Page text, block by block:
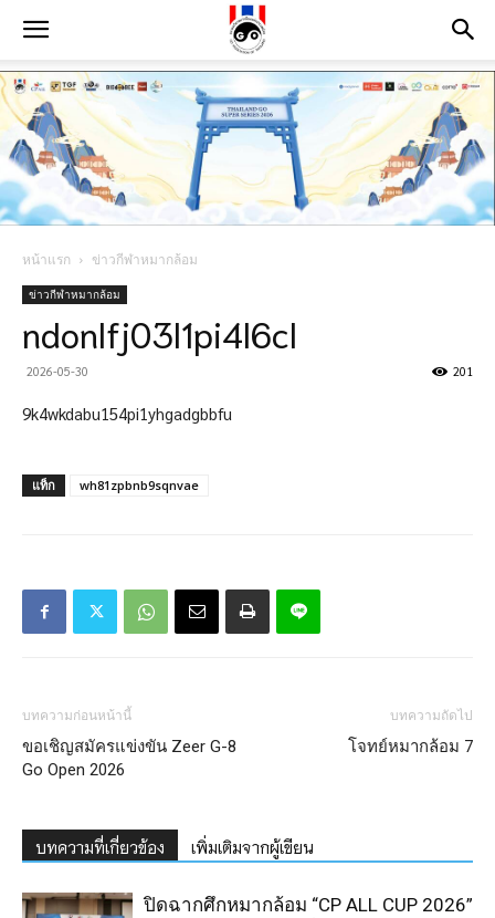
หน้าแรก ข่าวกีฬาหมากล้อม
ข่าวกีฬาหมากล้อม
ndonlfj03l1pi4l6cl
2026-05-30 201
9k4wkdabu154pi1yhgadgbbfu
แท็ก wh81zpbnb9sqnvae
บทความก่อนหน้านี้
ขอเชิญสมัครแข่งขัน Zeer G-8
Go Open 2026
บทความถัดไป
โจทย์หมากล้อม 7
บทความที่เกี่ยวข้อง เพิ่มเติมจากผู้เขียน
ปิดฉากศึกหมากล้อม “CP ALL CUP 2026”